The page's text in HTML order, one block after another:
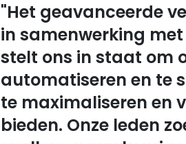
"Het geavanceerde
in samenwerking
stelt ons in staat om
automatiseren en te
te maximaliseren en
bieden. Onze leden